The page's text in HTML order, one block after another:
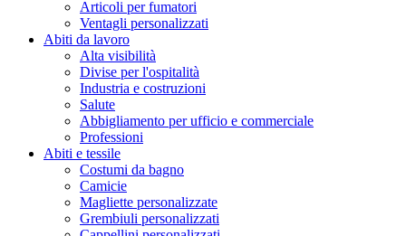
Articoli per fumatori
Ventagli personalizzati
Abiti da lavoro
Alta visibilità
Divise per l'ospitalità
Industria e costruzioni
Salute
Abbigliamento per ufficio e commerciale
Professioni
Abiti e tessile
Costumi da bagno
Camicie
Magliette personalizzate
Grembiuli personalizzati